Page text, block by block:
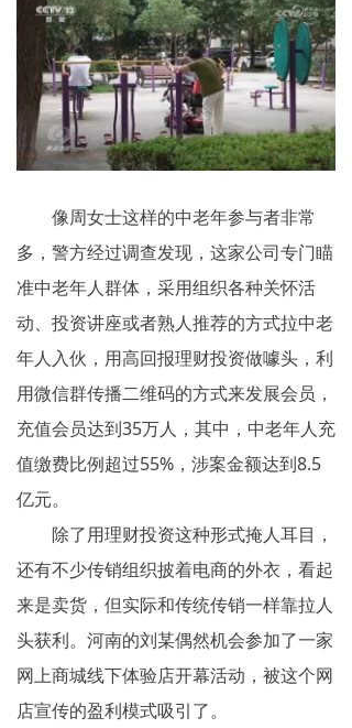
像周女士这样的中老年参与者非常
多，警方经过调查发现，这家公司专门瞄
准中老年人群体，采用组织各种关怀活
动、投资讲座或者熟人推荐的方式拉中老
年人入伙，用高回报理财投资做噱头，利
用微信群传播二维码的方式来发展会员，
充值会员达到35万人，其中，中老年人充
值缴费比例超过55%，涉案金额达到8.5
亿元。
除了用理财投资这种形式掩人耳目，
还有不少传销组织披着电商的外衣，看起
来是卖货，但实际和传统传销一样靠拉人
头获利。河南的刘某偶然机会参加了一家
网上商城线下体验店开幕活动，被这个网
店宣传的盈利模式吸引了。